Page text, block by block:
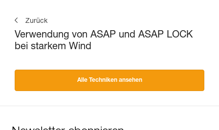
Zurück
Verwendung von ASAP und ASAP LOCK
bei starkem Wind
Alle Techniken ansehen